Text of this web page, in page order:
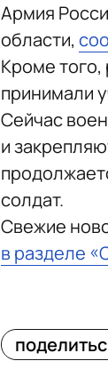
Армия
области,
Кроме
принимали
Сейчас
и
солдат.
Свежие
в разделе